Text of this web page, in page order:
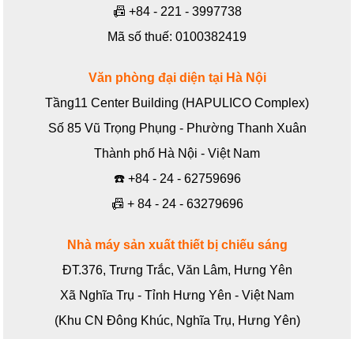
📠 +84 - 221 - 3997738
Mã số thuế: 0100382419
Văn phòng đại diện tại Hà Nội
Tầng11 Center Building (HAPULICO Complex)
Số 85 Vũ Trọng Phụng - Phường Thanh Xuân
Thành phố Hà Nội - Việt Nam
☎️ +84 - 24 - 62759696
📠 + 84 - 24 - 63279696
Nhà máy sản xuất thiết bị chiếu sáng
ĐT.376, Trưng Trắc, Văn Lâm, Hưng Yên
Xã Nghĩa Trụ - Tỉnh Hưng Yên - Việt Nam
(Khu CN Đông Khúc, Nghĩa Trụ, Hưng Yên)